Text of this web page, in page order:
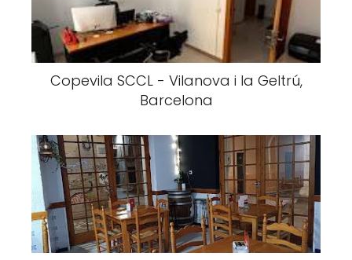
Copevila SCCL - Vilanova i la Geltrú,
Barcelona